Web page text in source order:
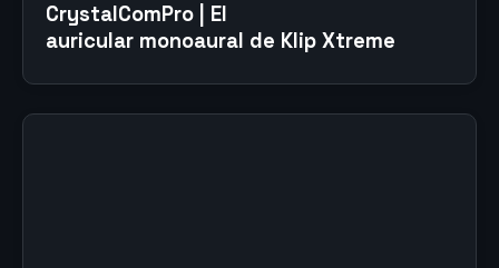
CrystalComPro | El
auricular monoaural de Klip Xtreme